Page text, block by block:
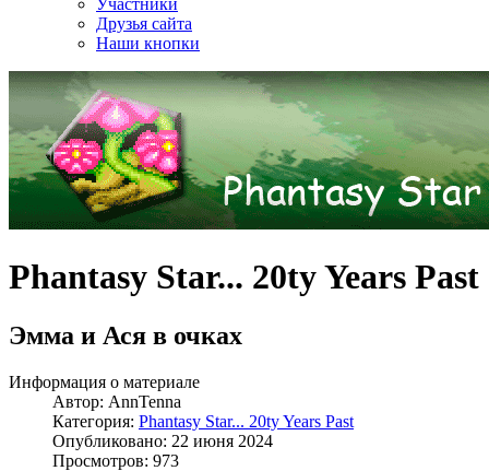
Участники
Друзья сайта
Наши кнопки
Phantasy Star... 20ty Years Past
Эмма и Ася в очках
Информация о материале
Автор: AnnTenna
Категория: Phantasy Star... 20ty Years Past
Опубликовано: 22 июня 2024
Просмотров: 973